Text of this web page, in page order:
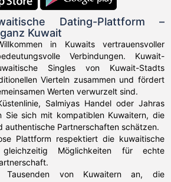
Dating-Plattform –
Kuwait
in Kuwaits vertrauensvoller
Verbindungen. Kuwait-
Singles von Kuwait-Stadts
Vierteln zusammen und fördert
Werten verwurzelt sind.
Salmiyas Handel oder Jahras
Sie sich mit kompatiblen Kuwaitern, die
authentische Partnerschaften schätzen.
Plattform respektiert die kuwaitische
Möglichkeiten für echte
Tausenden von Kuwaitern an, die